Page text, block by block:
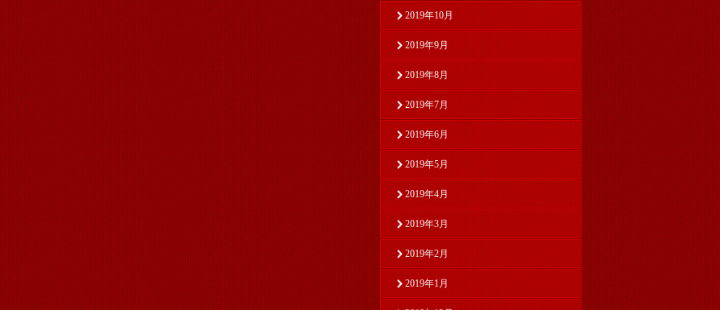
2019年10月
2019年9月
2019年8月
2019年7月
2019年6月
2019年5月
2019年4月
2019年3月
2019年2月
2019年1月